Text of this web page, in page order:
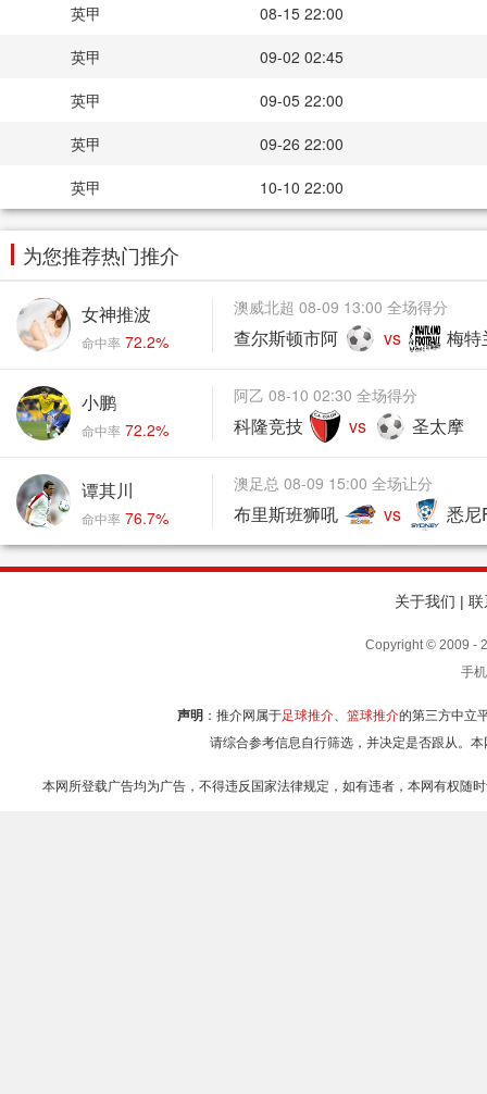
英甲
08-15 22:00
英甲
09-02 02:45
英甲
09-05 22:00
英甲
09-26 22:00
英甲
10-10 22:00
为您推荐热门推介
女神推波
命中率 72.2%
澳威北超 08-09 13:00 全场得分
查尔斯顿市阿 vs 梅特
小鹏
命中率 72.2%
阿乙 08-10 02:30 全场得分
科隆竞技 vs 圣太摩
谭其川
命中率 76.7%
澳足总 08-09 15:00 全场让分
布里斯班狮吼 vs 悉尼
关于我们 | 联
Copyright © 2009 -
手
声明 ：推介网属于足球推介、 篮球推介的第三方中立
请综合参考信息自行筛选，并决定是否跟从。
本网所登载广告均为广告，不得违反国家法律规定，如有违者，本网有权随